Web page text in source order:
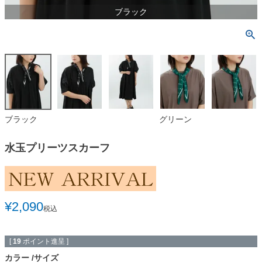
ブラック
ブラック グリーン
水玉プリーツスカーフ
¥2,090税込
[ 19 ポイント進呈 ]
カラー サイズ